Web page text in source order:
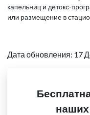
капельниц и детокс-
или размещение в
Дата обновления: 17
наших